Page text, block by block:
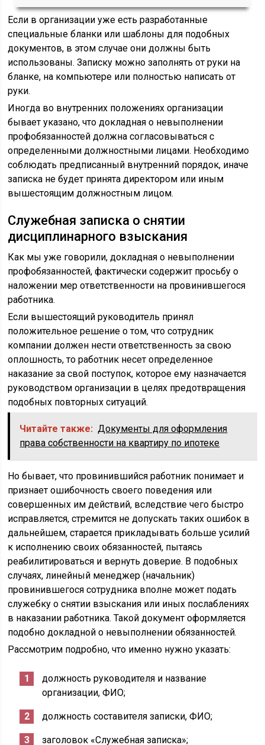
Если в организации уже есть разработанные
специальные бланки или шаблоны для подобных
документов, в этом случае они должны быть
использованы. Записку можно заполнять от руки на
бланке, на компьютере или полностью написать от
руки.
Иногда во внутренних положениях организации
бывает указано, что докладная о невыполнении
профобязанностей должна согласовываться с
определенными должностными лицами. Необходимо
соблюдать предписанный внутренний порядок, иначе
записка не будет принята директором или иным
вышестоящим должностным лицом.
Служебная записка о снятии
дисциплинарного взыскания
Как мы уже говорили, докладная о невыполнении
профобязанностей, фактически содержит просьбу о
наложении мер ответственности на провинившегося
работника.
Если вышестоящий руководитель принял
положительное решение о том, что сотрудник
компании должен нести ответственность за свою
оплошность, то работник несет определенное
наказание за свой поступок, которое ему назначается
руководством организации в целях предотвращения
подобных повторных ситуаций.
Читайте также: Документы для оформления
права собственности на квартиру по ипотеке
Но бывает, что провинившийся работник понимает и
признает ошибочность своего поведения или
совершенных им действий, вследствие чего быстро
исправляется, стремится не допускать таких ошибок в
дальнейшем, старается прикладывать больше усилий
к исполнению своих обязанностей, пытаясь
реабилитироваться и вернуть доверие. В подобных
случаях, линейный менеджер (начальник)
провинившегося сотрудника вполне может подать
служебку о снятии взыскания или иных послаблениях
в наказании работника. Такой документ оформляется
подобно докладной о невыполнении обязанностей.
Рассмотрим подробно, что именно нужно указать:
должность руководителя и название
организации, ФИО;
должность составителя записки, ФИО;
заголовок «Служебная записка»;